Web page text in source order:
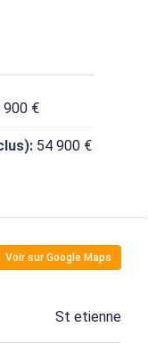
900 €
54 900 €
Voir sur Google Maps
St etienne